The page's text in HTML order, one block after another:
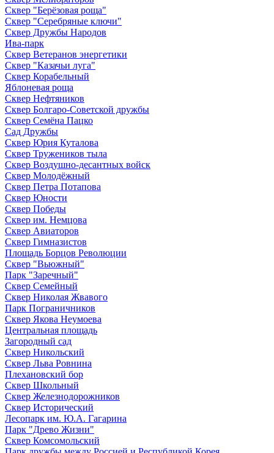
Сквер "Берёзовая роща"
Сквер "Серебряные ключи"
Сквер Дружбы Народов
Ива-парк
Сквер Ветеранов энергетики
Сквер "Казачьи луга"
Сквер Корабельный
Яблоневая роща
Сквер Нефтяников
Сквер Болгаро-Советской дружбы
Сквер Семёна Пацко
Сад Дружбы
Сквер Юрия Куталова
Сквер Тружеников тыла
Сквер Воздушно-десантных войск
Сквер Молодёжный
Сквер Петра Потапова
Сквер Юности
Сквер Победы
Сквер им. Немцова
Сквер Авиаторов
Сквер Гимназистов
Площадь Борцов Революции
Сквер "Вьюжный"
Парк "Заречный"
Сквер Семейный
Сквер Николая Жвавого
Парк Пограничников
Сквер Якова Неумоева
Центральная площадь
Загородный сад
Сквер Никольский
Сквер Льва Ровнина
Плехановский бор
Сквер Школьный
Сквер Железнодорожников
Сквер Исторический
Лесопарк им. Ю.А. Гагарина
Парк "Древо Жизни"
Сквер Комсомольский